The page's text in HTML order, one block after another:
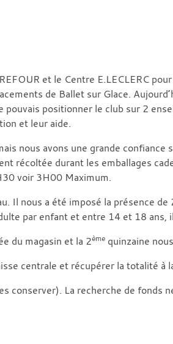
et le Centre E.LECLERC
de Ballet sur Glace.
positionner le club sur 2
et leur aide.
nous avons une grande
récoltée durant les emballages
voir 3H00 Maximum.
Il nous a été imposé la présence
par enfant et entre 14 et 18 ans,
du magasin et la 2ème quinzaine
centrale et récupérer la totalité à
La recherche de fonds